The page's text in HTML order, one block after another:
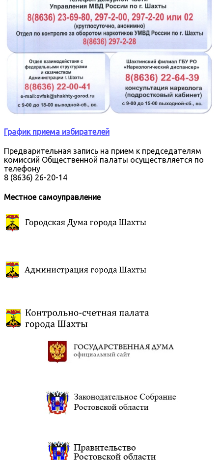
График приема избирателей
Предварительная запись на прием к председателям
комиссий Общественной палаты осуществляется по
телефону
8 (8636) 26-20-14
Местное самоуправление